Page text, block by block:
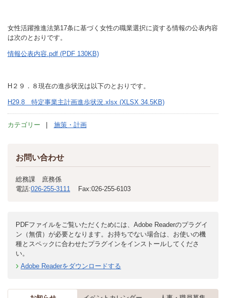
女性活躍推進法第17条に基づく女性の職業選択に資する情報の公表内容
は次のとおりです。
情報公表内容.pdf (PDF 130KB)
H２９．８現在の進歩状況は以下のとおりです。
H29.8 特定事業主計画進歩状況.xlsx (XLSX 34.5KB)
カテゴリー 施策・計画
お問い合わせ
総務課 庶務係
電話:026-255-3111 Fax:026-255-6103
PDFファイルをご覧いただくためには、Adobe Readerのプラグイ
ン（無償）が必要となります。お持ちでない場合は、お使いの機
種とスペックに合わせたプラグインをインストールしてくださ
い。
Adobe Readerをダウンロードする